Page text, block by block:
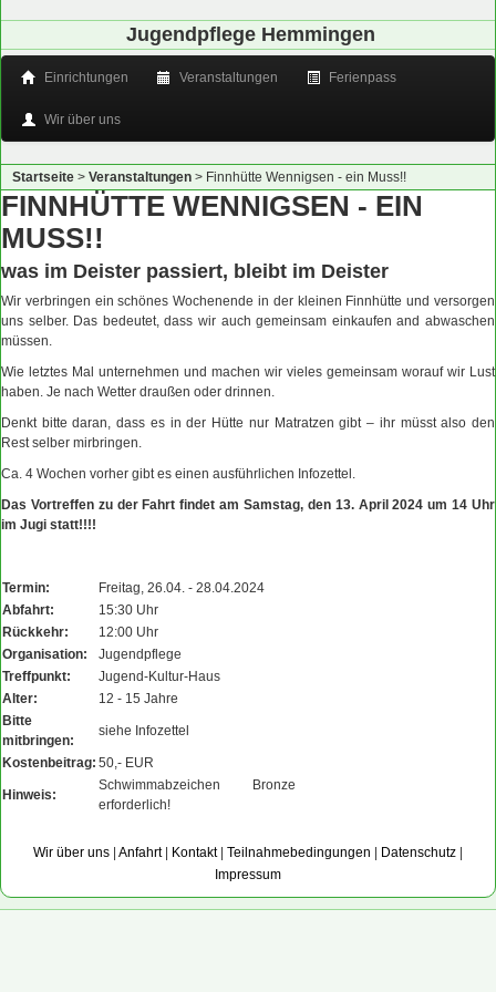
Jugendpflege Hemmingen
Einrichtungen Veranstaltungen Ferienpass
Wir über uns
Startseite > Veranstaltungen > Finnhütte Wennigsen - ein Muss!!
FINNHÜTTE WENNIGSEN - EIN
MUSS!!
was im Deister passiert, bleibt im Deister
Wir verbringen ein schönes Wochenende in der kleinen Finnhütte und versorgen
uns selber. Das bedeutet, dass wir auch gemeinsam einkaufen and abwaschen
müssen.
Wie letztes Mal unternehmen und machen wir vieles gemeinsam worauf wir Lust
haben. Je nach Wetter draußen oder drinnen.
Denkt bitte daran, dass es in der Hütte nur Matratzen gibt – ihr müsst also den
Rest selber mirbringen.
Ca. 4 Wochen vorher gibt es einen ausführlichen Infozettel.
Das Vortreffen zu der Fahrt findet am Samstag, den 13. April 2024 um 14 Uhr
im Jugi statt!!!!
Termin:
Freitag, 26.04. - 28.04.2024
Abfahrt:
15:30 Uhr
Rückkehr:
12:00 Uhr
Organisation:
Jugendpflege
Treffpunkt:
Jugend-Kultur-Haus
Alter:
12 - 15 Jahre
Bitte
mitbringen:
siehe Infozettel
Kostenbeitrag: 50,- EUR
Hinweis:
Schwimmabzeichen Bronze
erforderlich!
Wir über uns Anfahrt| Kontakt| Teilnahmebedingungen Datenschutz
Impressum